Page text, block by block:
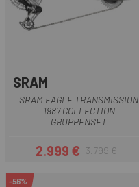
SRAM
SRAM EAGLE TRANSMISSION
1987 COLLECTION
GRUPPENSET
Preis
2.999 €Regulärer Preis
3.799 €
-56%